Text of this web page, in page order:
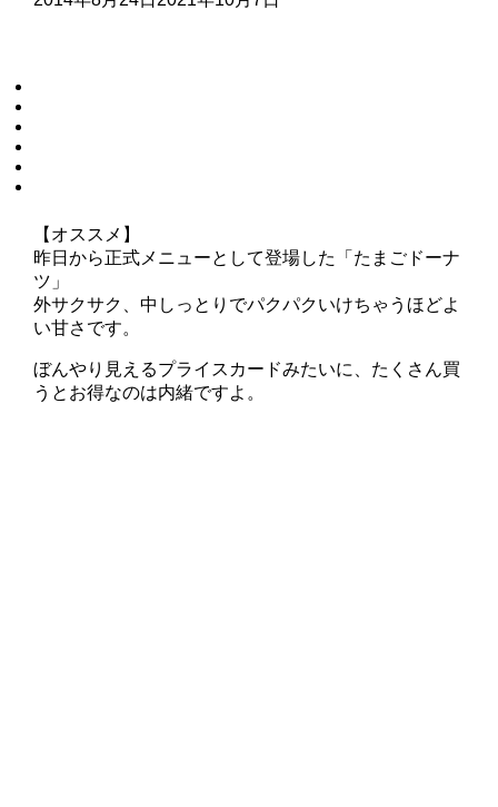
【オススメ】
昨日から正式メニューとして登場した「たまごドーナ
ツ」
外サクサク、中しっとりでパクパクいけちゃうほどよ
い甘さです。
ぼんやり見えるプライスカードみたいに、たくさん買
うとお得なのは内緒ですよ。